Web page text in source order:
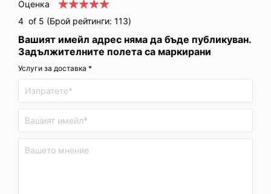
Оценка
4 of 5 (Брой рейтинги: 113)
Вашият имейл адрес няма да бъде публикуван.
Задължителните полета са маркирани
Услуги за доставка *